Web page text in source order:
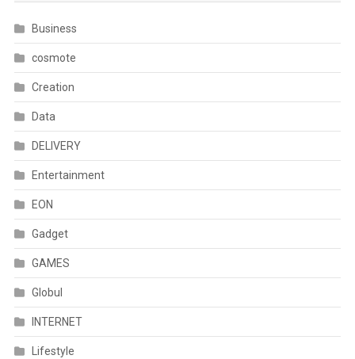
Business
cosmote
Creation
Data
DELIVERY
Entertainment
EON
Gadget
GAMES
Globul
INTERNET
Lifestyle